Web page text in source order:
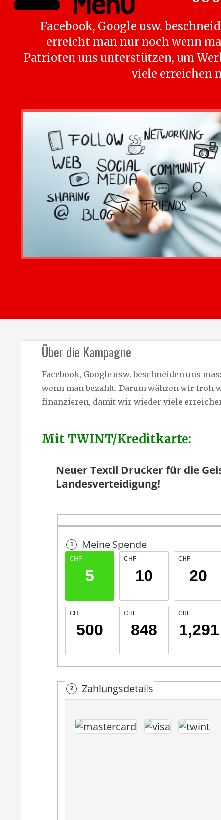
Facebook, Google usw.
erreicht man nur noch wenn
Patrioten uns unterstützen, um
viele erreichen
Über die Kampagne
Facebook, Google usw. beschneiden uns
wenn man bezahlt. Darum währen wir froh
finanzieren, damit wir wieder viele
Mit TWINT/Kreditkarte: